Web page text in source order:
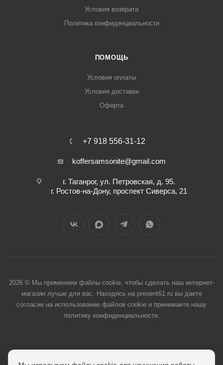
Условия возврата
Политика конфиденциальности
ПОМОЩЬ
Условия оплаты
Условия доставки
Оферта
+7 918 556-31-12
koffersamsonite@gmail.com
г. Таганрог, ул. Петровская, д. 95.
г. Ростов-на-Дону, проспект Сиверса, 21
2026 © Мы применяем файлы cookie, чтобы сделать наш интернет-
магазин лучше для вас. Находясь на present61.ru вы даете
согласие на использование файлов cookie и принимаете нашу
политику конфиденциальности.